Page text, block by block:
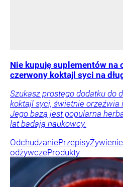
Nie kupuję suplementów na
czerwony koktajl syci na
Szukasz prostego dodatku do
koktajl syci, świetnie orzeźwia
Jego bazą jest popularna
lat badają naukowcy.
OdchudzaniePrzepisyŻywienie
odżywczeProdukty